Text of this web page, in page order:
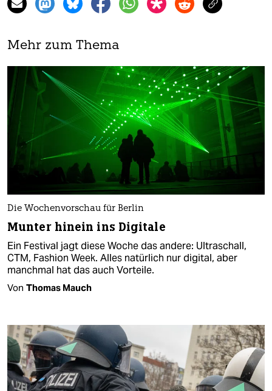
Mehr zum Thema
Die Wochenvorschau für Berlin
Munter hinein ins Digitale
Ein Festival jagt diese Woche das andere: Ultraschall,
CTM, Fashion Week. Alles natürlich nur digital, aber
manchmal hat das auch Vorteile.
Von Thomas Mauch